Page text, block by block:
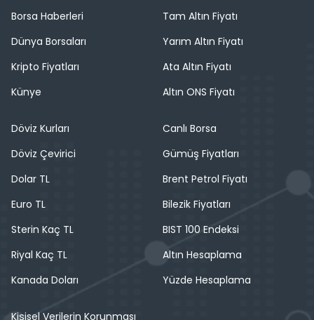
Borsa Haberleri
Dünya Borsaları
Kripto Fiyatları
Künye
Tam Altın Fiyatı
Yarım Altın Fiyatı
Ata Altın Fiyatı
Altın ONS Fiyatı
Döviz Kurları
Döviz Çevirici
Dolar TL
Euro TL
Sterin Kaç TL
Riyal Kaç TL
Kanada Doları
Canlı Borsa
Gümüş Fiyatları
Brent Petrol Fiyatı
Bilezik Fiyatları
BIST 100 Endeksi
Altın Hesaplama
Yüzde Hesaplama
Kişisel Verilerin Korunması